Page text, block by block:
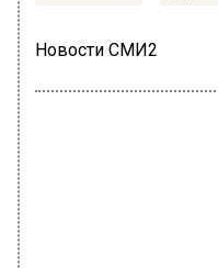
Новости СМИ2